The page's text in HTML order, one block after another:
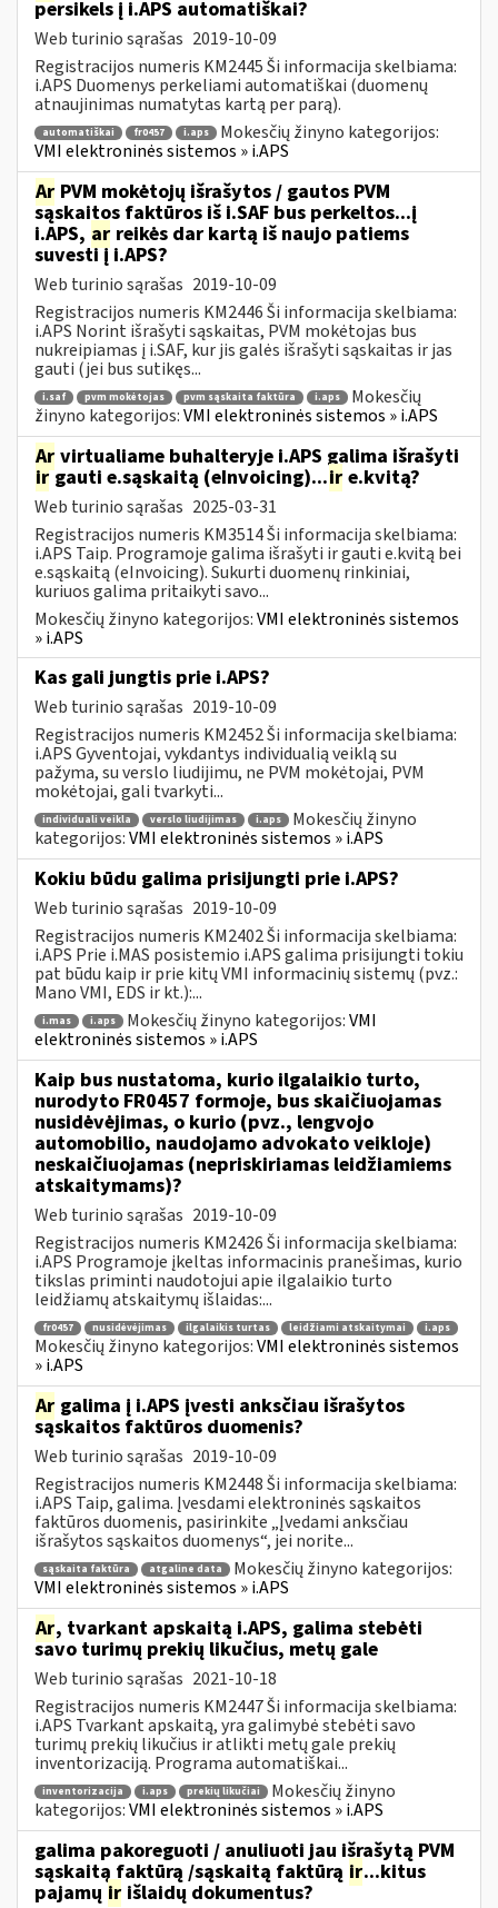
persikels į i.APS automatiškai?
Web turinio sąrašas 2019-10-09
Registracijos numeris KM2445 Ši informacija skelbiama:
i.APS Duomenys perkeliami automatiškai (duomenų
atnaujinimas numatytas kartą per parą).
automatiškai fr0457 i.aps
Mokesčių žinyno kategorijos:
VMI elektroninės sistemos » i.APS
Ar PVM mokėtojų išrašytos / gautos PVM
sąskaitos faktūros iš i.SAF bus perkeltos...į
i.APS, ar reikės dar kartą iš naujo patiems
suvesti į i.APS?
Web turinio sąrašas 2019-10-09
Registracijos numeris KM2446 Ši informacija skelbiama:
i.APS Norint išrašyti sąskaitas, PVM mokėtojas bus
nukreipiamas į i.SAF, kur jis galės išrašyti sąskaitas ir jas
gauti (jei bus sutikęs...
i.saf pvm mokėtojas pvm sąskaita faktūra i.aps
Mokesčių
žinyno kategorijos:VMI elektroninės sistemos » i.APS
Ar virtualiame buhalteryje i.APS galima išrašyti
irgauti e.sąskaitą (eInvoicing)...ir e.kvitą?
Web turinio sąrašas 2025-03-31
Registracijos numeris KM3514 Ši informacija skelbiama:
i.APS Taip. Programoje galima išrašyti ir gauti e.kvitą bei
e.sąskaitą (eInvoicing). Sukurti duomenų rinkiniai,
kuriuos galima pritaikyti savo...
Mokesčių žinyno kategorijos:VMI elektroninės sistemos
» i.APS
Kas gali jungtis prie i.APS?
Web turinio sąrašas 2019-10-09
Registracijos numeris KM2452 Ši informacija skelbiama:
i.APS Gyventojai, vykdantys individualią veiklą su
pažyma, su verslo liudijimu, ne PVM mokėtojai, PVM
mokėtojai, gali tvarkyti...
individuali veikla verslo liudijimas i.aps
Mokesčių žinyno
kategorijos:VMI elektroninės sistemos » i.APS
Kokiu būdu galima prisijungti prie i.APS?
Web turinio sąrašas 2019-10-09
Registracijos numeris KM2402 Ši informacija skelbiama:
i.APS Prie i.MAS posistemio i.APS galima prisijungti tokiu
pat būdu kaip ir prie kitų VMI informacinių sistemų (pvz.:
Mano VMI, EDS ir kt.):...
i.mas i.aps Mokesčių žinyno kategorijos:VMI
elektroninės sistemos » i.APS
Kaip bus nustatoma, kurio ilgalaikio turto,
nurodyto FR0457 formoje, bus skaičiuojamas
nusidėvėjimas, o kurio (pvz., lengvojo
automobilio, naudojamo advokato veikloje)
neskaičiuojamas (nepriskiriamas leidžiamiems
atskaitymams)?
Web turinio sąrašas 2019-10-09
Registracijos numeris KM2426 Ši informacija skelbiama:
i.APS Programoje įkeltas informacinis pranešimas, kurio
tikslas priminti naudotojui apie ilgalaikio turto
leidžiamų atskaitymų išlaidas:...
fr0457 nusidėvėjimas ilgalaikis turtas leidžiami atskaitymai i.aps
Mokesčių žinyno kategorijos:VMI elektroninės sistemos
» i.APS
Ar galima į i.APS įvesti anksčiau išrašytos
sąskaitos faktūros duomenis?
Web turinio sąrašas 2019-10-09
Registracijos numeris KM2448 Ši informacija skelbiama:
i.APS Taip, galima. Įvesdami elektroninės sąskaitos
faktūros duomenis, pasirinkite „Įvedami anksčiau
išrašytos sąskaitos duomenys“, jei norite...
sąskaita faktūra atgaline data
Mokesčių žinyno kategorijos:
VMI elektroninės sistemos » i.APS
Ar, tvarkant apskaitą i.APS, galima stebėti
savo turimų prekių likučius, metų gale
Web turinio sąrašas 2021-10-18
Registracijos numeris KM2447 Ši informacija skelbiama:
i.APS Tvarkant apskaitą, yra galimybė stebėti savo
turimų prekių likučius ir atlikti metų gale prekių
inventorizaciją. Programa automatiškai...
inventorizacija i.aps prekių likučiai
Mokesčių žinyno
kategorijos:VMI elektroninės sistemos » i.APS
galima pakoreguoti / anuliuoti jau išrašytą PVM
sąskaitą faktūrą /sąskaitą faktūrą ir...kitus
pajamų ir išlaidų dokumentus?